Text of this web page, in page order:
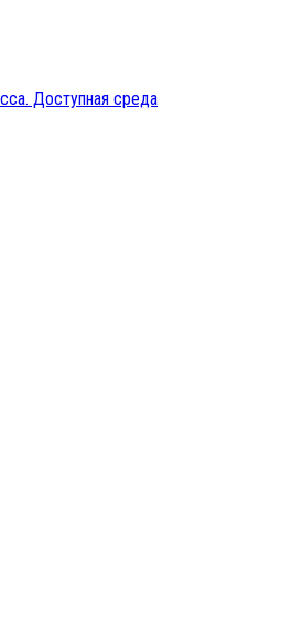
Доступная среда